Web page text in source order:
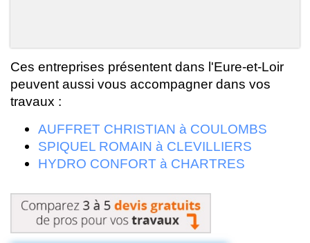
Ces entreprises présentent dans l'Eure-et-Loir
peuvent aussi vous accompagner dans vos
travaux :
AUFFRET CHRISTIAN à COULOMBS
SPIQUEL ROMAIN à CLEVILLIERS
HYDRO CONFORT à CHARTRES